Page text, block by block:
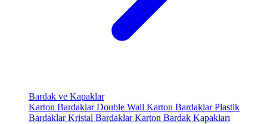
Bardak ve Kapaklar
Karton BardaklarDouble Wall Karton BardaklarPlastik
BardaklarKristal BardaklarKarton Bardak Kapakları